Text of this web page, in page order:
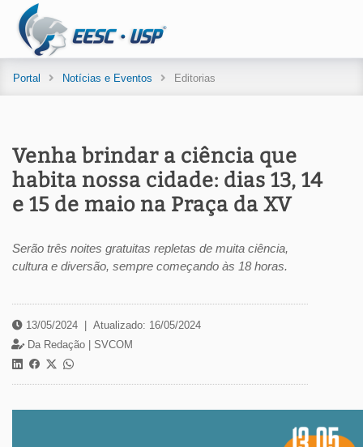
Portal Notícias e Eventos Editorias
Venha brindar a ciência que
habita nossa cidade: dias 13, 14
e 15 de maio na Praça da XV
Serão três noites gratuitas repletas de muita ciência,
cultura e diversão, sempre começando às 18 horas.
13/05/2024
Atualizado: 16/05/2024
Da Redação | SVCOM